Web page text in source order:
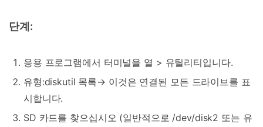
단계:
응용 프로그램에서 터미널을 열 > 유틸리티입니다.
유형:diskutil 목록→ 이것은 연결된 모든 드라이브를 표
시합니다.
SD 카드를 찾으십시오 (일반적으로 /dev/disk2 또는 유